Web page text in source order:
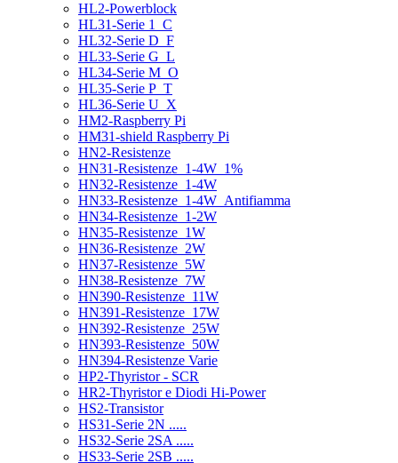
HL2-Powerblock
HL31-Serie 1_C
HL32-Serie D_F
HL33-Serie G_L
HL34-Serie M_O
HL35-Serie P_T
HL36-Serie U_X
HM2-Raspberry Pi
HM31-shield Raspberry Pi
HN2-Resistenze
HN31-Resistenze_1-4W_1%
HN32-Resistenze_1-4W
HN33-Resistenze_1-4W_Antifiamma
HN34-Resistenze_1-2W
HN35-Resistenze_1W
HN36-Resistenze_2W
HN37-Resistenze_5W
HN38-Resistenze_7W
HN390-Resistenze_11W
HN391-Resistenze_17W
HN392-Resistenze_25W
HN393-Resistenze_50W
HN394-Resistenze Varie
HP2-Thyristor - SCR
HR2-Thyristor e Diodi Hi-Power
HS2-Transistor
HS31-Serie 2N .....
HS32-Serie 2SA .....
HS33-Serie 2SB .....